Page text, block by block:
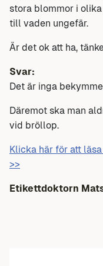
stora blommor i
till vaden ungefär.
Är det ok att ha,
Svar:
Det är inga
Däremot ska man
vid bröllop.
Klicka här för att
>>
Etikettdoktorn